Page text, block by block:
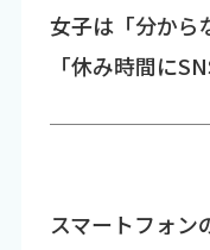
女子は「分から
「休み時間に
スマートフォン